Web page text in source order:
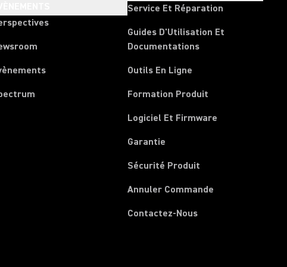
Service Et Réparation
Guides D'Utilisation Et
Documentations
Outils En Ligne
Formation Produit
Logiciel Et Firmware
Garantie
Sécurité Produit
Annuler Commande
Contactez-Nous